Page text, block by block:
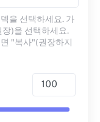
을 선택하세요. 가
)을 선택하세요.
"복사"(권장하지